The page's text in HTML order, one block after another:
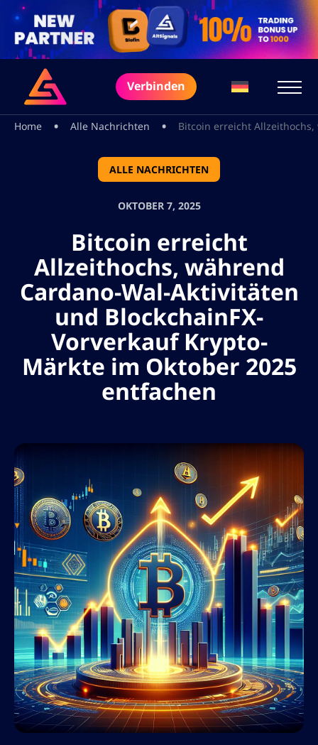
Verbinden
Home • Alle Nachrichten • Bitcoin erreicht
ALLE NACHRICHTEN
OKTOBER 7, 2025
Bitcoin erreicht
Allzeithochs, während
Cardano-Wal-Aktivitäten
und BlockchainFX-
Vorverkauf Krypto-
Märkte im Oktober 2025
entfachen